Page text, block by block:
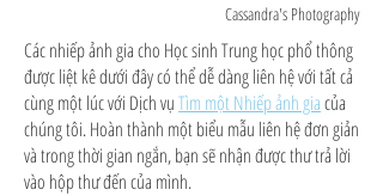
Cassandra's Photography
Các nhiếp ảnh gia cho Học sinh Trung học phổ thông
được liệt kê dưới đây có thể dễ dàng liên hệ với tất cả
cùng một lúc với Dịch vụTìm một Nhiếp ảnh giacủa
chúng tôi. Hoàn thành một biểu mẫu liên hệ đơn giản
và trong thời gian ngắn, bạn sẽ nhận được thư trả lời
vào hộp thư đến của mình.